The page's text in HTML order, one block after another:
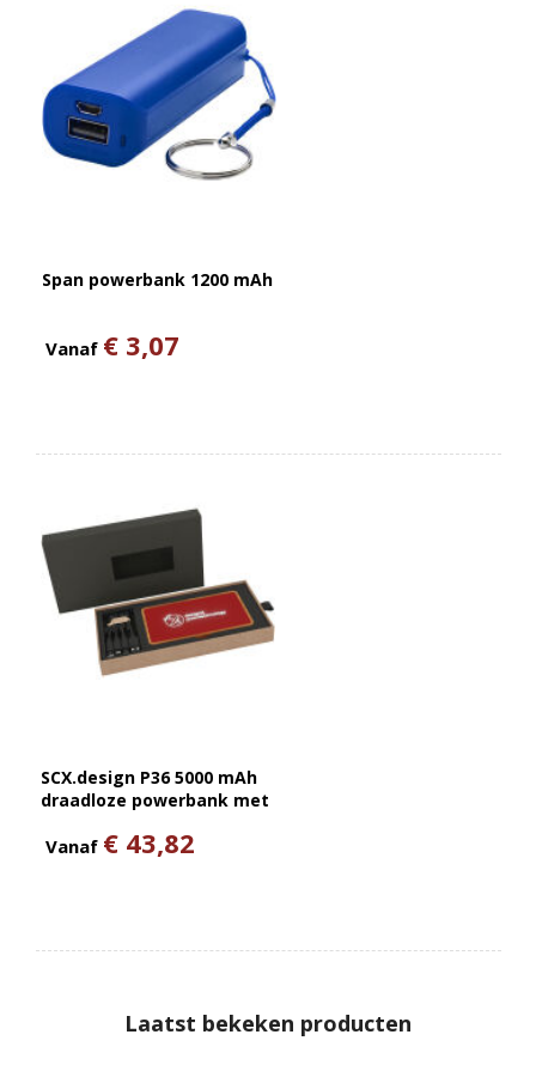
Span powerbank 1200 mAh
Vanaf € 3,07
SCX.design P36 5000 mAh
draadloze powerbank met
Vanaf € 43,82
Laatst bekeken producten